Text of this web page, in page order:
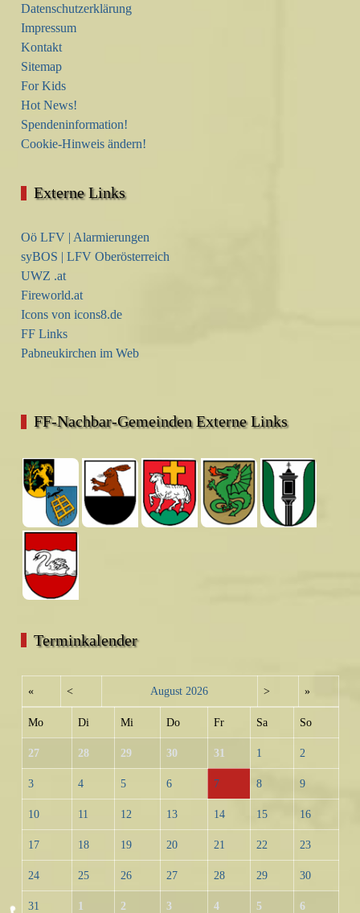
Datenschutzerklärung
Impressum
Kontakt
Sitemap
For Kids
Hot News!
Spendeninformation!
Cookie-Hinweis ändern!
Externe Links
Oö LFV | Alarmierungen
syBOS | LFV Oberösterreich
UWZ .at
Fireworld.at
Icons von icons8.de
FF Links
Pabneukirchen im Web
FF-Nachbar-Gemeinden Externe Links
Terminkalender
« < August 2026 > »
Mo Di Mi Do Fr Sa So
27 28 29 30 31 1 2
3 4 5 6 7 8 9
10 11 12 13 14 15 16
17 18 19 20 21 22 23
24 25 26 27 28 29 30
31 1 2 3 4 5 6